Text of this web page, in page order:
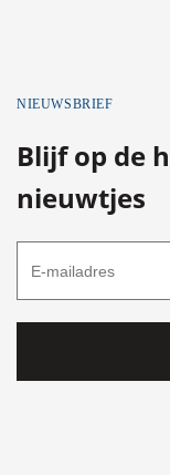
NIEUWSBRIEF
Blijf op de
nieuwtjes